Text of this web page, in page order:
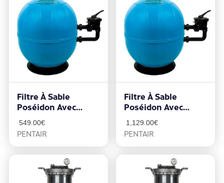
Filtre À Sable
Poséidon Avec
Technologie
CLEARPRO 14m3/h
549.00€
PENTAIR
Filtre À Sable
Poséidon Avec
Technologie
CLEARPRO 22m3/h
1,129.00€
PENTAIR